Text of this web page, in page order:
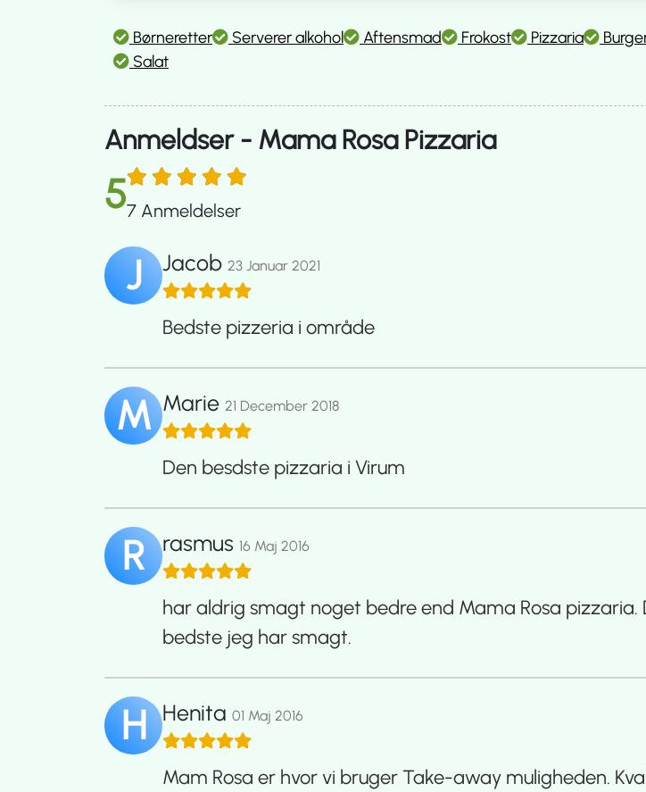
Børneretter Serverer alkohol Aftensmad Frokost Pizzaria
Salat
Anmeldser - Mama Rosa Pizzaria
57 Anmeldelser
J Jacob 23 Januar 2021
Bedste pizzeria i område
M Marie 21 December 2018
Den besdste pizzaria i Virum
R rasmus 16 Maj 2016
har aldrig smagt noget bedre end Mama Rosa
bedste jeg har smagt.
H Henita 01 Maj 2016
Mam Rosa er hvor vi bruger Take-away muligheden.